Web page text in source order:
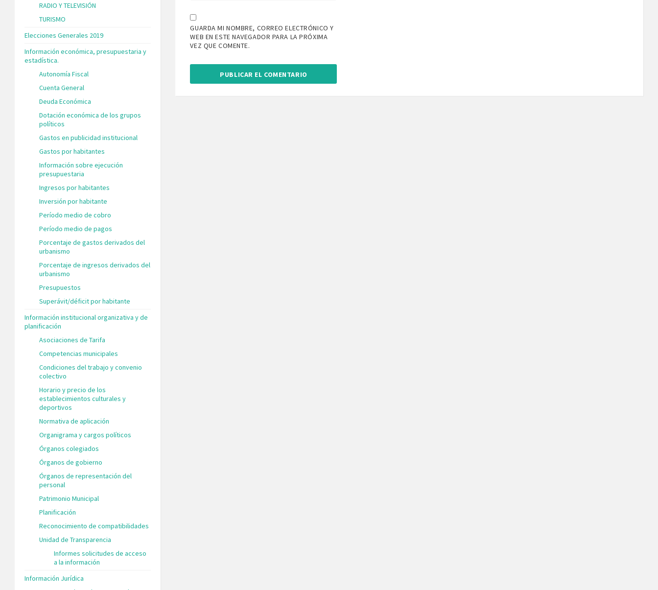
GUARDA MI NOMBRE, CORREO ELECTRÓNICO Y
WEB EN ESTE NAVEGADOR PARA LA PRÓXIMA
VEZ QUE COMENTE.
RADIO Y TELEVISIÓN
TURISMO
Elecciones Generales 2019
Información económica, presupuestaria y
estadística.
Autonomía Fiscal
Cuenta General
Deuda Económica
Dotación económica de los grupos
políticos
Gastos en publicidad institucional
Gastos por habitantes
Información sobre ejecución
presupuestaria
Ingresos por habitantes
Inversión por habitante
Período medio de cobro
Período medio de pagos
Porcentaje de gastos derivados del
urbanismo
Porcentaje de ingresos derivados del
urbanismo
Presupuestos
Superávit/déficit por habitante
Información institucional organizativa y de
planificación
Asociaciones de Tarifa
Competencias municipales
Condiciones del trabajo y convenio
colectivo
Horario y precio de los
establecimientos culturales y
deportivos
Normativa de aplicación
Organigrama y cargos políticos
Órganos colegiados
Órganos de gobierno
Órganos de representación del
personal
Patrimonio Municipal
Planificación
Reconocimiento de compatibilidades
Unidad de Transparencia
Informes solicitudes de acceso
a la información
Información Jurídica